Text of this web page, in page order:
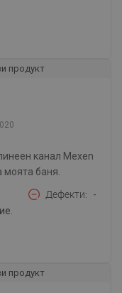
продукт
канал Mexen
моята баня.
Дефекти -
продукт